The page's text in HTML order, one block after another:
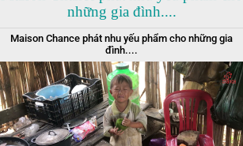
những gia đình....
Maison Chance phát nhu yếu phẩm cho những gia
đình....